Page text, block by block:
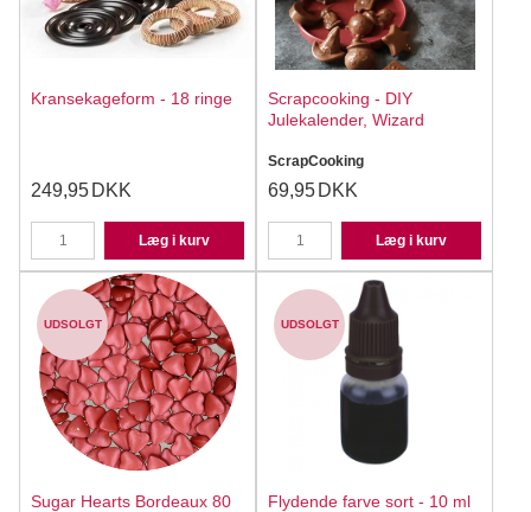
Kransekageform - 18 ringe
249,95 DKK
Læg i kurv
Scrapcooking - DIY
Julekalender, Wizard
ScrapCooking
69,95 DKK
Læg i kurv
UDSOLGT
Sugar Hearts Bordeaux 80
UDSOLGT
Flydende farve sort - 10 ml